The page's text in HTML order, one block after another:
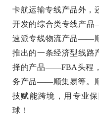
卡航运输专线产品外，
开发的综合类专线产
速派专线物流产品——
推出的一条经济型线
择的产品——FBA头程
务产品——顺集易等。
技赋能跨境，用专业
球！